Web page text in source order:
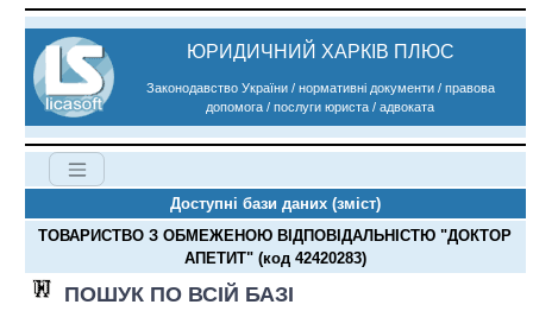
ЮРИДИЧНИЙ ХАРКІВ ПЛЮС
Законодавство України / нормативні документи / правова
допомога / послуги юриста / адвоката
Доступні бази даних (зміст)
ТОВАРИСТВО З ОБМЕЖЕНОЮ ВІДПОВІДАЛЬНІСТЮ "ДОКТОР
АПЕТИТ" (код 42420283)
ПОШУК ПО ВСІЙ БАЗІ